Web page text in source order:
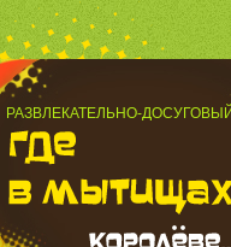
РАЗВЛЕКАТЕЛЬНО-